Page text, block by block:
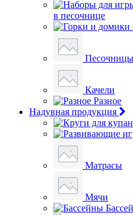
в песочнице
Качели
Разное
Надувная продукция
Матрасы
Мячи